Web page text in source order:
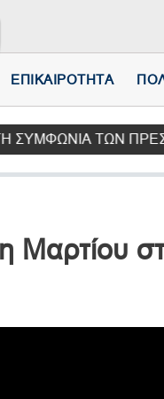
ΕΠΙΚΑΙΡΟΤΗΤΑ
ΤΩΝ ΠΡΕΣΠΩΝ. Με
Μαρτίου